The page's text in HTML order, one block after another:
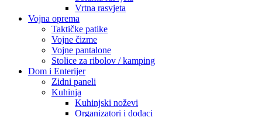
Vrtna rasvjeta
Vojna oprema
Taktičke patike
Vojne čizme
Vojne pantalone
Stolice za ribolov / kamping
Dom i Enterijer
Zidni paneli
Kuhinja
Kuhinjski noževi
Organizatori i dodaci